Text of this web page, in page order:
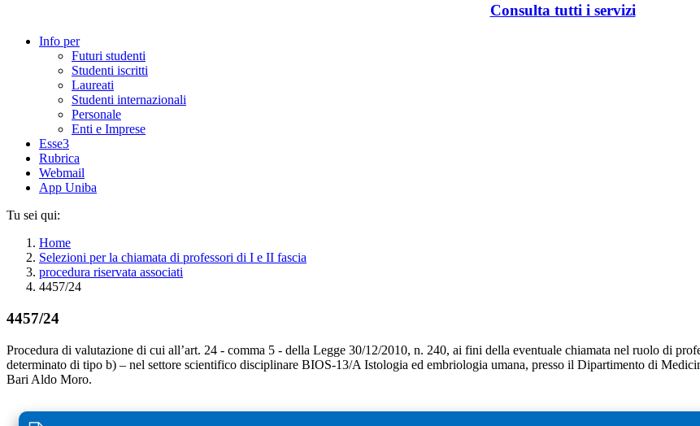
Consulta tutti i servizi
Info per
Futuri studenti
Studenti iscritti
Laureati
Studenti internazionali
Personale
Enti e Imprese
Esse3
Rubrica
Webmail
App Uniba
Tu sei qui:
Home
Selezioni per la chiamata di professori di I e II fascia
procedura riservata associati
4457/24
4457/24
Procedura di valutazione di cui all’art. 24 - comma 5 - della Legge 30/12/2010, n. 240, ai fini della eventuale chiamata nel ruolo di
determinato di tipo b) – nel settore scientifico disciplinare BIOS-13/A Istologia ed embriologia umana, presso il Dipartimento di
Bari Aldo Moro.